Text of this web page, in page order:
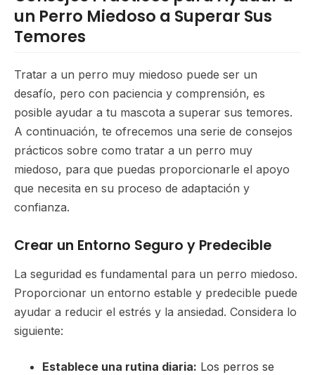
un Perro Miedoso a Superar Sus
Temores
Tratar a un perro muy miedoso puede ser un
desafío, pero con paciencia y comprensión, es
posible ayudar a tu mascota a superar sus temores.
A continuación, te ofrecemos una serie de consejos
prácticos sobre como tratar a un perro muy
miedoso, para que puedas proporcionarle el apoyo
que necesita en su proceso de adaptación y
confianza.
Crear un Entorno Seguro y Predecible
La seguridad es fundamental para un perro miedoso.
Proporcionar un entorno estable y predecible puede
ayudar a reducir el estrés y la ansiedad. Considera lo
siguiente:
Establece una rutina diaria: Los perros se